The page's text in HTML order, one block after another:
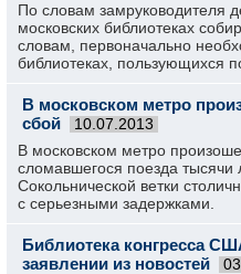
По словам замруководителя
московских библиотеках
словам, первоначально
библиотеках, пользующихся
В московском метро
сбой
10.07.2013
В московском метро
сломавшегося поезда
Сокольнической ветки
с серьезными задержками.
Библиотека конгресса
заявлении из новостей